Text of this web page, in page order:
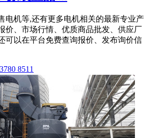
电机等,还有更多电机相关的最新专业产
价、市场行情、优质商品批发、供应厂
可以在平台免费查询报价、发布询价信
8511